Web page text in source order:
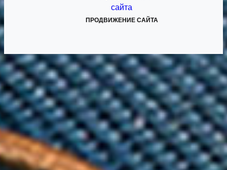
ПРОДВИЖЕНИЕ САЙТА